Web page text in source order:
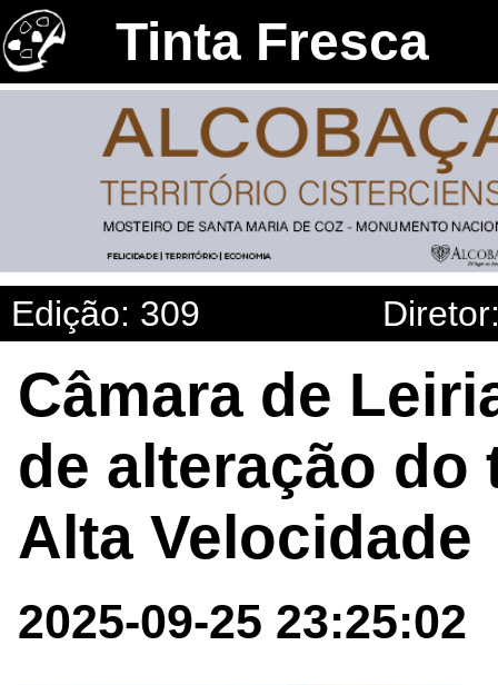
Tinta Fresca
Edição: 309
Câmara de
de alteração do
Alta Velocidade
2025-09-25 23:25:02